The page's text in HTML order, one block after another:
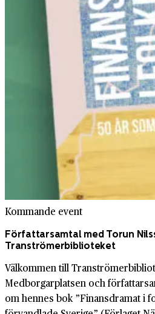
Kommande event
Författarsamtal med Torun
Tranströmerbiblioteket
Välkommen till
Medborgarplatsen och
om hennes bok ”Finansdramat i